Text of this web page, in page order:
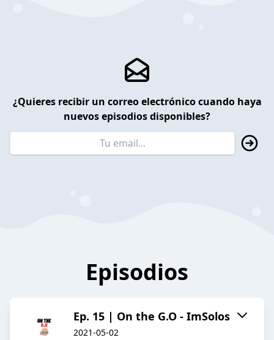
¿Quieres recibir un correo electrónico cuando haya
nuevos episodios disponibles?
Episodios
Ep. 15 | On the G.O - ImSolos
2021-05-02